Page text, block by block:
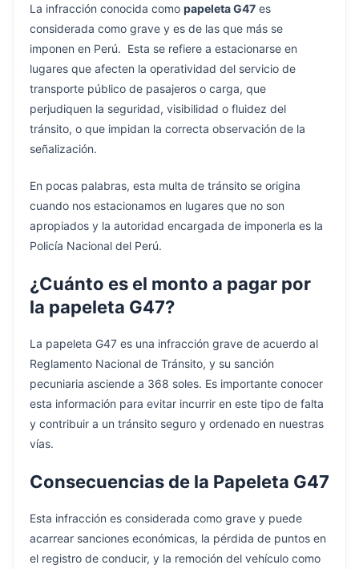
La infracción conocida como papeleta G47 es
considerada como grave y es de las que más se
imponen en Perú. Esta se refiere a estacionarse en
lugares que afecten la operatividad del servicio de
transporte público de pasajeros o carga, que
perjudiquen la seguridad, visibilidad o fluidez del
tránsito, o que impidan la correcta observación de la
señalización.
En pocas palabras, esta multa de tránsito se origina
cuando nos estacionamos en lugares que no son
apropiados y la autoridad encargada de imponerla es la
Policía Nacional del Perú.
¿Cuánto es el monto a pagar por
la papeleta G47?
La papeleta G47 es una infracción grave de acuerdo al
Reglamento Nacional de Tránsito, y su sanción
pecuniaria asciende a 368 soles. Es importante conocer
esta información para evitar incurrir en este tipo de falta
y contribuir a un tránsito seguro y ordenado en nuestras
vías.
Consecuencias de la Papeleta G47
Esta infracción es considerada como grave y puede
acarrear sanciones económicas, la pérdida de puntos en
el registro de conducir, y la remoción del vehículo como